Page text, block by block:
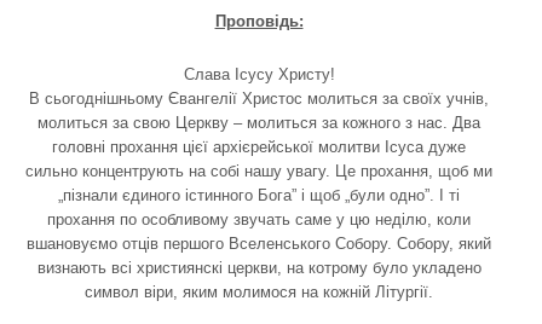
Проповідь:
Слава Ісусу Христу!
В сьогоднішньому Євангелії Христос молиться за своїх учнів,
молиться за свою Церкву – молиться за кожного з нас. Два
головні прохання цієї архієрейської молитви Ісуса дуже
сильно концентрують на собі нашу увагу. Це прохання, щоб ми
„пізнали єдиного істинного Бога” і щоб „були одно”. І ті
прохання по особливому звучать саме у цю неділю, коли
вшановуємо отців першого Вселенського Собору. Собору, який
визнають всі християнскі церкви, на котрому було укладено
символ віри, яким молимося на кожній Літургії.